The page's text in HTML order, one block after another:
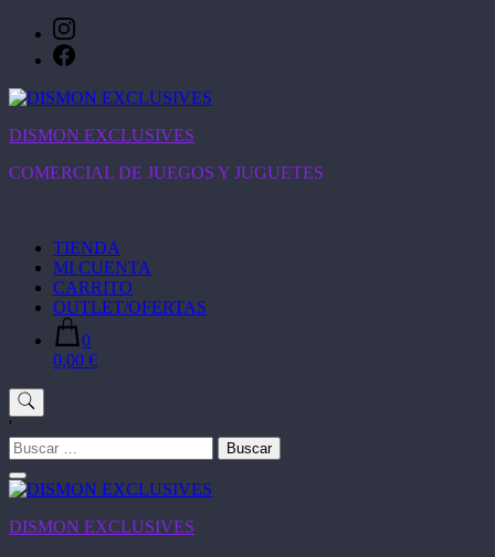
contenido
DISMON EXCLUSIVES
COMERCIAL DE JUEGOS Y JUGUETES
TIENDA
MI CUENTA
CARRITO
OUTLET/OFERTAS
0
0,00 €
'
Buscar:
DISMON EXCLUSIVES